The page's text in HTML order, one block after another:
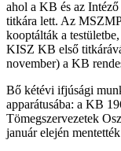
ahol a KB és az
titkára lett. Az
kooptálták a
KISZ KB első
november) a KB
Bő kétévi ifjúsági
apparátusába: a KB
Tömegszervezetek
január elején